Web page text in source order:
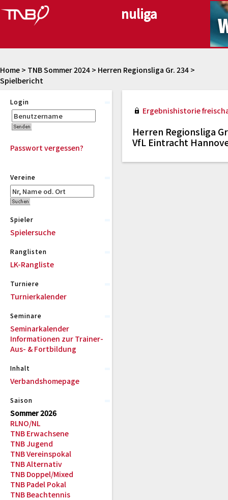
Spielbericht
Home > TNB Sommer 2024 > Herren Regionsliga Gr. 234 >
Login
Passwort vergessen?
Vereine
Spieler
Spielersuche
Ranglisten
LK-Rangliste
Turniere
Turnierkalender
Seminare
Seminarkalender
Informationen zur Trainer-
Aus- & Fortbildung
Inhalt
Verbandshomepage
Saison
Sommer 2026
RLNO/NL
TNB Erwachsene
TNB Jugend
TNB Vereinspokal
TNB Alternativ
TNB Doppel/Mixed
TNB Padel Pokal
TNB Beachtennis
Ergebnishistorie
Herren Regionsliga
VfL Eintracht